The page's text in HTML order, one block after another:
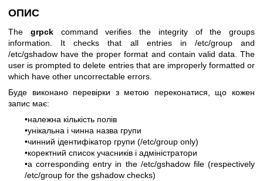
ОПИС
The grpckcommand verifies the integrity of the groups
information. It checks that all entries in /etc/group and
/etc/gshadow have the proper format and contain valid data. The
user is prompted to delete entries that are improperly formatted or
which have other uncorrectable errors.
Буде виконано перевірки з метою переконатися, що кожен
запис має:
•належна кількість полів
•унікальна і чинна назва групи
•чинний ідентифікатор групи (/etc/group only)
•коректний список учасників і адміністратори
•a corresponding entry in the /etc/gshadow file (respectively
/etc/group for the gshadow checks)